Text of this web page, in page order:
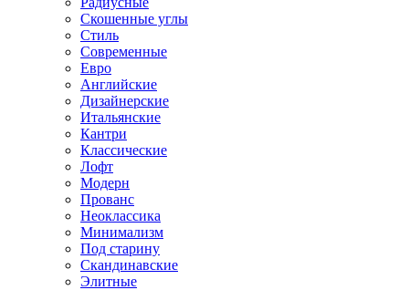
Скошенные углы
Стиль
Современные
Евро
Английские
Дизайнерские
Итальянские
Кантри
Классические
Лофт
Модерн
Прованс
Неоклассика
Минимализм
Под старину
Скандинавские
Элитные